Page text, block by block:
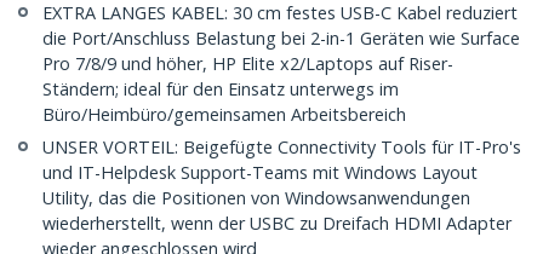
EXTRA LANGES KABEL: 30 cm festes USB-C Kabel reduziert
die Port/Anschluss Belastung bei 2-in-1 Geräten wie Surface
Pro 7/8/9 und höher, HP Elite x2/Laptops auf Riser-
Ständern; ideal für den Einsatz unterwegs im
Büro/Heimbüro/gemeinsamen Arbeitsbereich
UNSER VORTEIL: Beigefügte Connectivity Tools für IT-Pro's
und IT-Helpdesk Support-Teams mit Windows Layout
Utility, das die Positionen von Windowsanwendungen
wiederherstellt, wenn der USBC zu Dreifach HDMI Adapter
wieder angeschlossen wird